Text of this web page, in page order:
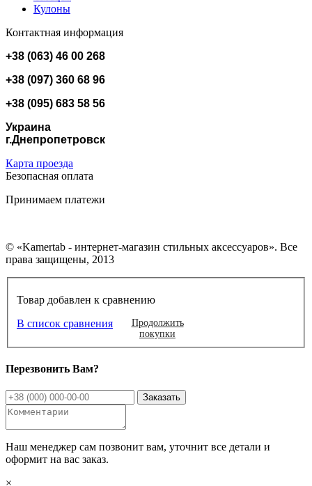
Кулоны
Контактная информация
+38 (063) 46 00 268
+38 (097) 360 68 96
+38 (095) 683 58 56
Украина
г.Днепропетровск
Карта проезда
Безопасная оплата
Принимаем платежи
© «Kamertab - интернет-магазин стильных аксессуаров». Все
права защищены, 2013
Товар добавлен к сравнению
В список сравнения
Продолжить
покупки
Перезвонить Вам?
Наш менеджер сам позвонит вам, уточнит все детали и
оформит на вас заказ.
×